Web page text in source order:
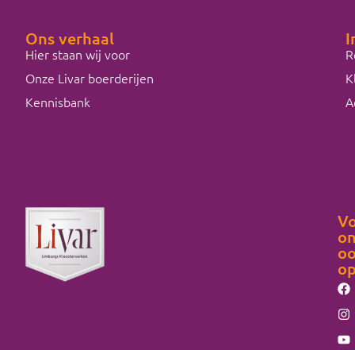
Ons verhaal
Hier staan wij voor
Onze Livar boerderijen
Kennisbank